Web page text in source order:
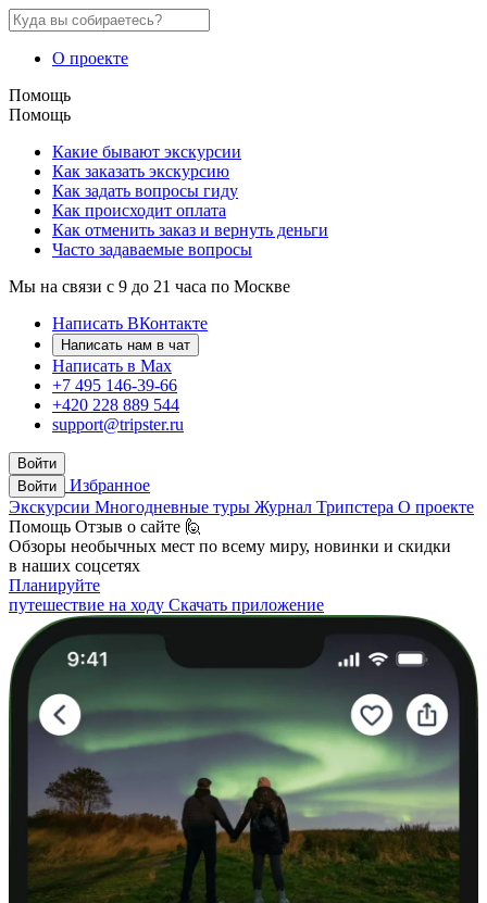
О проекте
Помощь
Помощь
Какие бывают экскурсии
Как заказать экскурсию
Как задать вопросы гиду
Как происходит оплата
Как отменить заказ и вернуть деньги
Часто задаваемые вопросы
Мы на связи с 9 до 21 часа по Москве
Написать ВКонтакте
Написать нам в чат
Написать в Max
+7 495 146-39-66
+420 228 889 544
support@tripster.ru
Войти
Войти
Избранное
Экскурсии Многодневные туры Журнал Трипстера О проекте
Помощь Отзыв о сайте 🙋
Обзоры необычных мест по всему миру, новинки и скидки
в наших соцсетях
Планируйте
путешествие на ходу Скачать приложение